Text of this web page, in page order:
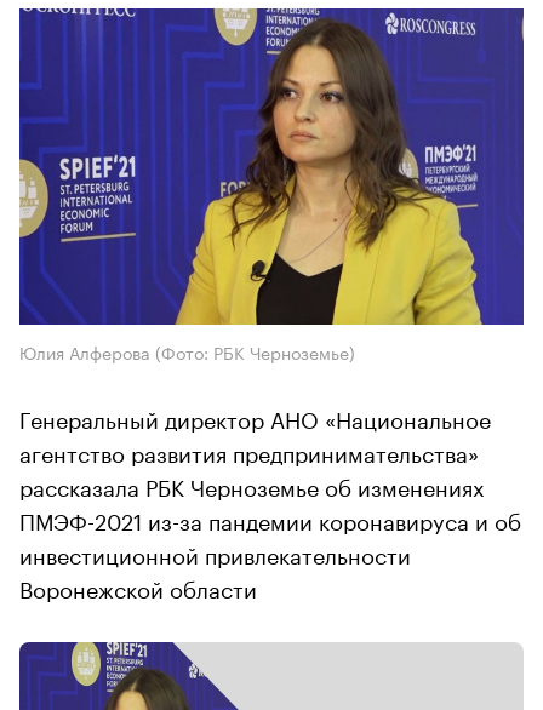
Юлия Алферова (Фото: РБК Черноземье)
Генеральный директор АНО «Национальное
агентство развития предпринимательства»
рассказала РБК Черноземье об изменениях
ПМЭФ-2021 из-за пандемии коронавируса и об
инвестиционной привлекательности
Воронежской области